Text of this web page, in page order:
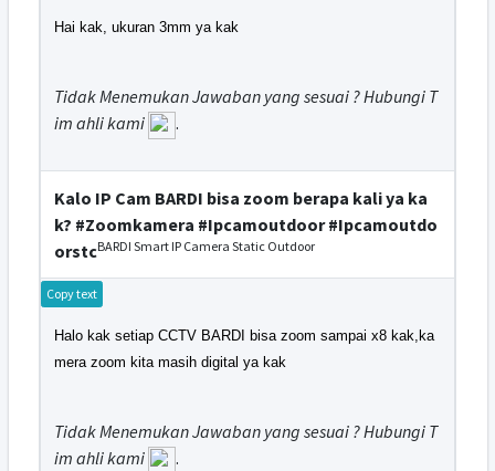
Hai kak, ukuran 3mm ya kak
Tidak Menemukan Jawaban yang sesuai ? Hubungi T
im ahli kami
.
Kalo IP Cam BARDI bisa zoom berapa kali ya ka
k? #Zoomkamera #Ipcamoutdoor #Ipcamoutdo
orstcBARDI Smart IP Camera Static Outdoor
Copy text
Halo kak setiap CCTV BARDI bisa zoom sampai x8 kak,ka
mera zoom kita masih digital ya kak
Tidak Menemukan Jawaban yang sesuai ? Hubungi T
im ahli kami
.